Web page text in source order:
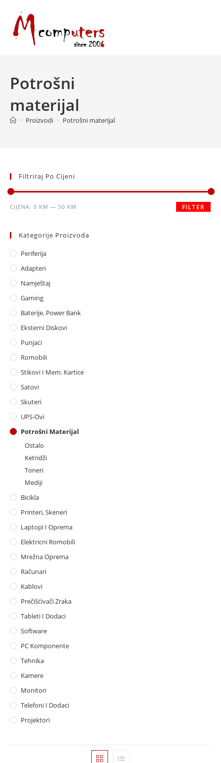
content
Potrošni
materijal
> Proizvodi > Potrošni materijal
Filtriraj Po Cijeni
Minimalna
Maksimalna
FILTER
CIJENA: 0 KM — 50 KM
Kategorije Proizvoda
Periferija
Adapteri
Namještaj
Gaming
Baterije, Power Bank
Eksterni Diskovi
Punjaci
Romobili
Stikovi I Mem. Kartice
Satovi
Skuteri
UPS-Ovi
Potrošni Materijal
Ostalo
Ketridži
Toneri
Mediji
Bicikla
Printeri, Skeneri
Laptopi I Oprema
Elektricni Romobili
Mrežna Oprema
Računari
Kablovi
Prečišćivači Zraka
Tableti I Dodaci
Software
PC Komponente
Tehnika
Kamere
Monitori
Telefoni I Dodaci
Projektori